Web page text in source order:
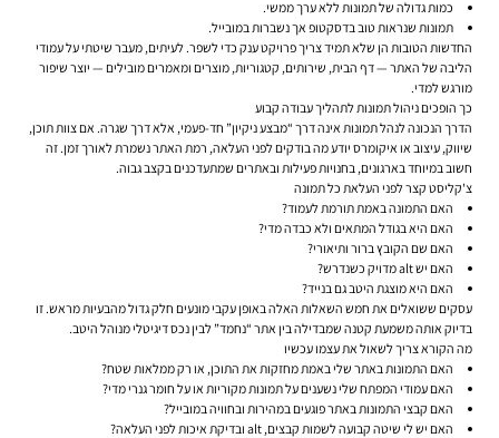
כמות גדולה של תמונות ללא ערך ממשי.
תמונות שנראות טוב בדסקטופ אך נשברות במובייל.
החדשות הטובות הן שלא תמיד צריך פרויקט ענק כדי לשפר. לעיתים, מעבר שיטתי על עמודי
הליבה של האתר — דף הבית, שירותים, קטגוריות, מוצרים ומאמרים מובילים — יוצר שיפור
מורגש למדי.
כך הופכים ניהול תמונות לתהליך עבודה קבוע
הדרך הנכונה לנהל תמונות אינה דרך “מבצע ניקיון” חד-פעמי, אלא דרך שגרה. אם צוות תוכן,
שיווק, עיצוב או איקומרס יודע מה בודקים לפני העלאה, רמת האתר נשמרת לאורך זמן. זה
חשוב במיוחד בארגונים, בחנויות פעילות ובאתרים שמתעדכנים בקצב גבוה.
צ'קליסט קצר לפני העלאת כל תמונה
האם התמונה באמת תורמת לעמוד?
האם היא בגודל המתאים ולא כבדה מדי?
האם שם הקובץ ברור ותיאורי?
האם יש alt מדויק כשנדרש?
האם היא מוצגת היטב גם בנייד?
עסקים ששואלים את חמש השאלות האלה באופן עקבי מונעים חלק גדול מהבעיות מראש. זו
בדיוק אותה משמעת קטנה שמבדילה בין אתר “נחמד” לבין נכס דיגיטלי מנוהל היטב.
מה הקורא צריך לשאול את עצמו עכשיו
האם התמונות באתר שלי באמת מחזקות את התוכן, או רק ממלאות שטח?
האם עמודי המפתח שלי נשענים על תמונות מקוריות או על חומר גנרי מדי?
האם קבצי התמונות באתר פוגעים במהירות ובחוויה במובייל?
האם יש לי שיטה קבועה לשמות קבצים, alt ובדיקת איכות לפני העלאה?